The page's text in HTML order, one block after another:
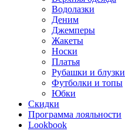
Водолазки
Деним
Джемперы
Жакеты
Носки
Платья
Рубашки и блузки
Футболки и топы
Юбки
Скидки
Программа лояльности
Lookbook